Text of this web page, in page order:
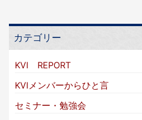
カテゴリー
KVI REPORT
KVIメンバーからひと言
セミナー・勉強会